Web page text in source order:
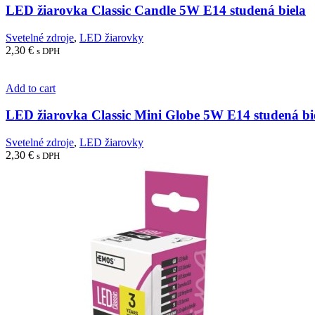
LED žiarovka Classic Candle 5W E14 studená biela
Svetelné zdroje, LED žiarovky
2,30 € s DPH
Add to cart
LED žiarovka Classic Mini Globe 5W E14 studená
Svetelné zdroje, LED žiarovky
2,30 € s DPH